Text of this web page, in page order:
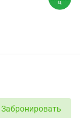
Забронировать